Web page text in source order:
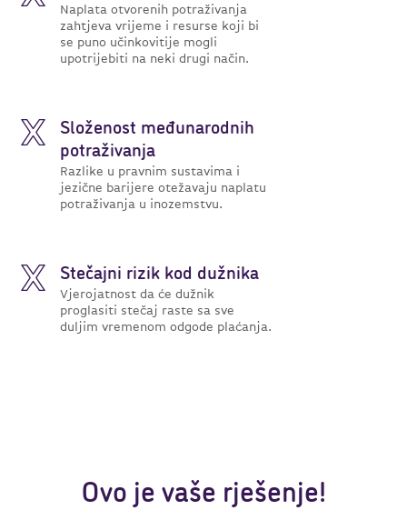
Naplata otvorenih potraživanja
zahtjeva vrijeme i resurse koji bi
se puno učinkovitije mogli
upotrijebiti na neki drugi način.
Složenost međunarodnih
potraživanja
Razlike u pravnim sustavima i
jezične barijere otežavaju naplatu
potraživanja u inozemstvu.
Stečajni rizik kod dužnika
Vjerojatnost da će dužnik
proglasiti stečaj raste sa sve
duljim vremenom odgode plaćanja.
Ovo je vaše rješenje!